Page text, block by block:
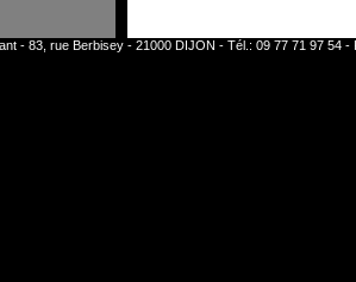
- 83, rue Berbisey - 21000 DIJON - Tél.: 09 77 71 97 54